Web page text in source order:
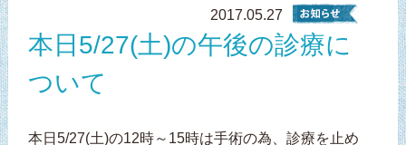
2017.05.27
本日5/27(土)の午後の診療に
ついて
本日5/27(土)の12時～15時は手術の為、診療を止め